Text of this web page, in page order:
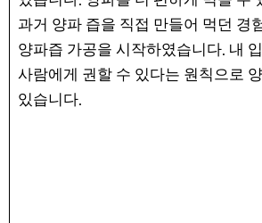
과거 양파 즙을 직접 만들어 먹던 경
양파즙 가공을 시작하였습니다. 내
사람에게 권할 수 있다는 원칙으로
있습니다.